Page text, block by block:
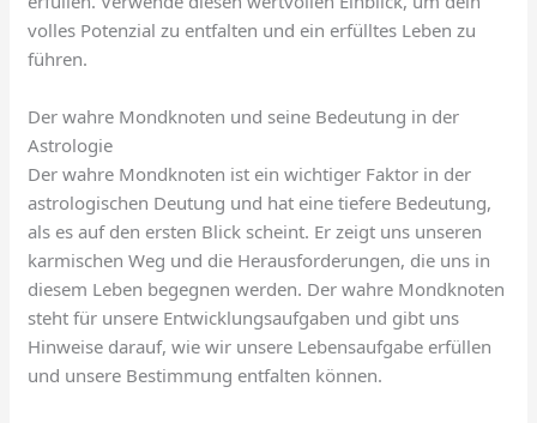
volles Potenzial zu entfalten und ein erfülltes Leben zu
führen.
Der wahre Mondknoten und seine Bedeutung in der
Astrologie
Der wahre Mondknoten ist ein wichtiger Faktor in der
astrologischen Deutung und hat eine tiefere Bedeutung,
als es auf den ersten Blick scheint. Er zeigt uns unseren
karmischen Weg und die Herausforderungen, die uns in
diesem Leben begegnen werden. Der wahre Mondknoten
steht für unsere Entwicklungsaufgaben und gibt uns
Hinweise darauf, wie wir unsere Lebensaufgabe erfüllen
und unsere Bestimmung entfalten können.